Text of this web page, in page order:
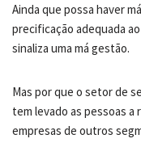
Ainda que possa haver
precificação adequada
sinaliza uma má gestão.
Mas por que o setor de
tem levado as pessoas
empresas de outros